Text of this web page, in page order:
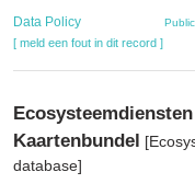
gaan
Data Policy
[ meld een fout in dit record ]
Kaartenbundel
database]